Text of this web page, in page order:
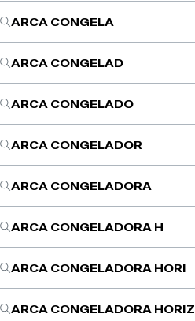
ARCA CONGELA
ARCA CONGELAD
ARCA CONGELADO
ARCA CONGELADOR
ARCA CONGELADORA
ARCA CONGELADORA H
ARCA CONGELADORA HORI
ARCA CONGELADORA HORIZ